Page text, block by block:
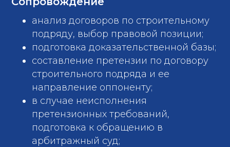
анализ договоров по строительному
подряду, выбор правовой позиции;
подготовка доказательственной базы;
составление претензии по договору
строительного подряда и ее
направление оппоненту;
в случае неисполнения
претензионных требований,
подготовка к обращению в
арбитражный суд;